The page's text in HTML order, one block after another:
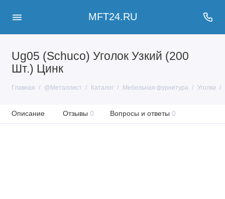
MFT24.RU
Ug05 (Schuco) Уголок Узкий (200
Шт.) Цинк
Главная @Металлист Каталог Мебельная фурнитура Уголки
Описание Отзывы 0 Вопросы и ответы 0